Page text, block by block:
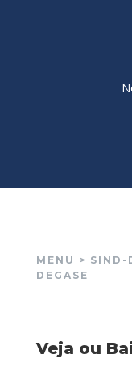
MENU > SIND-
DEGASE
Veja ou